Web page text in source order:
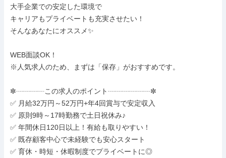
大手企業での安定した環境で
キャリアもプライベートも充実させたい！
そんなあなたにオススメ✨
WEB面談OK！
※人気求人のため、まずは「保存」がおすすめです。
✼┈┈┈┈この求人のポイント┈┈┈┈┈┈✼
✅ 月給32万円～52万円+年4回賞与で安定収入
✅ 原則9時～17時勤務で土日祝休み♪
✅ 年間休日120日以上！有給も取りやすい！
✅ 既存顧客中心で未経験でも安心スタート
✅ 育休・時短・休暇制度でプライベートに◎